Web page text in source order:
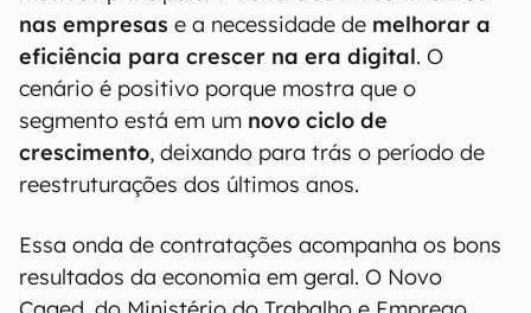
nas empresas e a necessidade de melhorar a
eficiência para crescer na era digital. O
cenário é positivo porque mostra que o
segmento está em um novo ciclo de
crescimento, deixando para trás o período de
reestruturações dos últimos anos.
Essa onda de contratações acompanha os bons
resultados da economia em geral. O Novo